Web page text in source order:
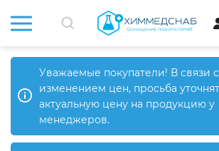
Уважаемые покупатели! В связи с
изменением цен, просьба
актуальную цену на продукцию у
менеджеров.